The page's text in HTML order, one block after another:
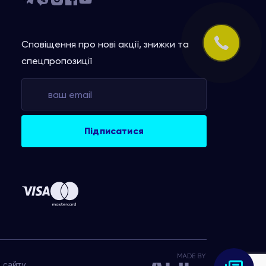
Сповіщення про нові акції, знижки та
спецпропозиції